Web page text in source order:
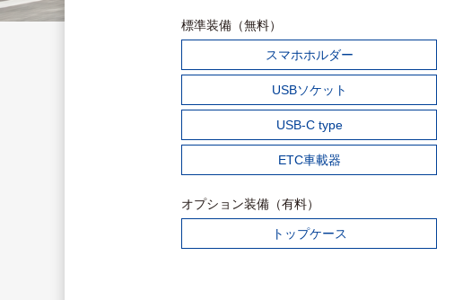
標準装備（無料）
スマホホルダー
USBソケット
USB-C type
ETC車載器
オプション装備（有料）
トップケース